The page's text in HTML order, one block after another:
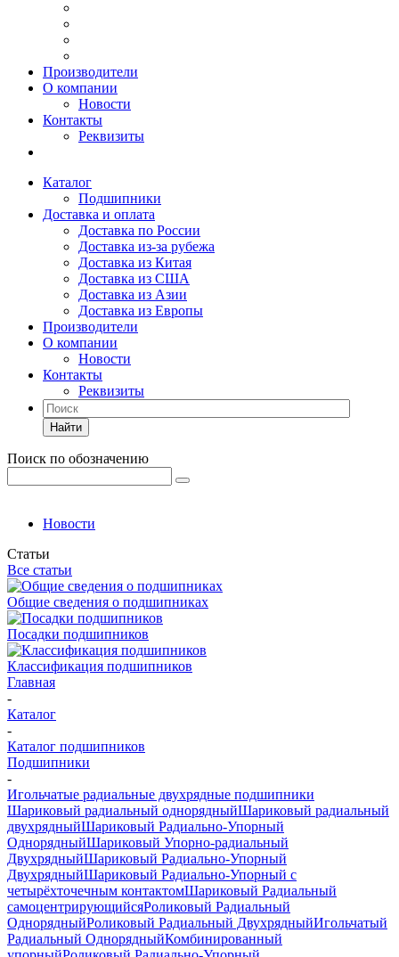
Производители
О компании
Новости
Контакты
Реквизиты
Каталог
Подшипники
Доставка и оплата
Доставка по России
Доставка из-за рубежа
Доставка из Китая
Доставка из США
Доставка из Азии
Доставка из Европы
Производители
О компании
Новости
Контакты
Реквизиты
Найти
Поиск по обозначению
Новости
Статьи
Все статьи
Общие сведения о подшипниках
Посадки подшипников
Классификация подшипников
Главная
-
Каталог
-
Каталог подшипников
Подшипники
-
Игольчатые радиальные двухрядные подшипники
Шариковый радиальный однорядныйШариковый радиальный
двухрядныйШариковый Радиально-Упорный
ОднорядныйШариковый Упорно-радиальный
ДвухрядныйШариковый Радиально-Упорный
ДвухрядныйШариковый Радиально-Упорный с
четырёхточечным контактомШариковый Радиальный
самоцентрирующийсяРоликовый Радиальный
ОднорядныйРоликовый Радиальный ДвухрядныйИгольчатый
Радиальный ОднорядныйКомбинированный